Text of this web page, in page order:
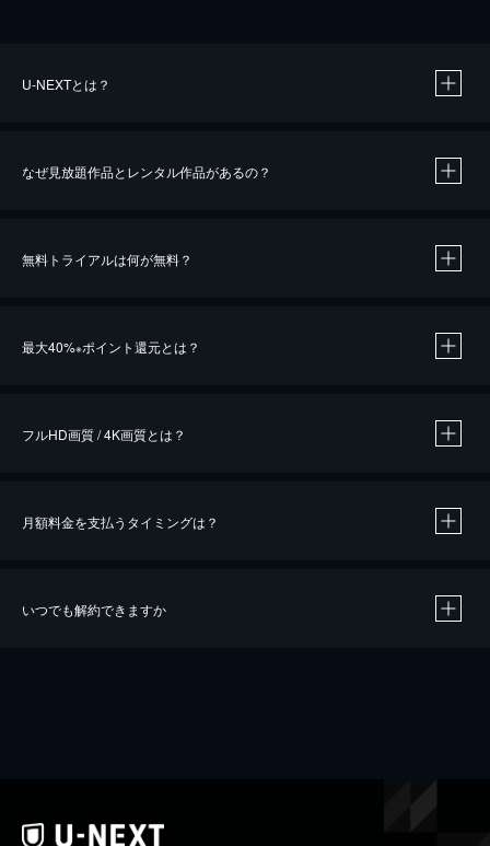
U-NEXTとは？
なぜ見放題作品とレンタル作品があるの？
無料トライアルは何が無料？
最大40%※ポイント還元とは？
※40％ポイント還元の対象は、クレジットカード決済による作品の購入 / レンタルです。
フルHD画質 / 4K画質とは？
月額料金を支払うタイミングは？
いつでも解約できますか